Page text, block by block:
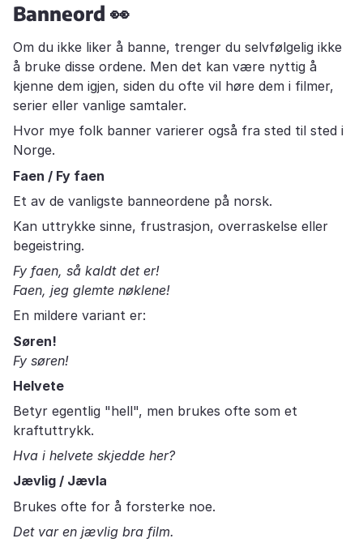
Banneord 👀
Om du ikke liker å banne, trenger du selvfølgelig ikke
å bruke disse ordene. Men det kan være nyttig å
kjenne dem igjen, siden du ofte vil høre dem i filmer,
serier eller vanlige samtaler.
Hvor mye folk banner varierer også fra sted til sted i
Norge.
Faen / Fy faen
Et av de vanligste banneordene på norsk.
Kan uttrykke sinne, frustrasjon, overraskelse eller
begeistring.
Fy faen, så kaldt det er!
Faen, jeg glemte nøklene!
En mildere variant er:
Søren!
Fy søren!
Helvete
Betyr egentlig "hell", men brukes ofte som et
kraftuttrykk.
Hva i helvete skjedde her?
Jævlig / Jævla
Brukes ofte for å forsterke noe.
Det var en jævlig bra film.